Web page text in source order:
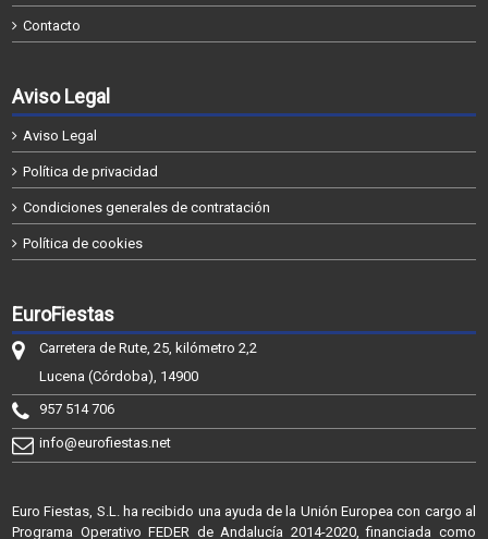
Contacto
Aviso Legal
Aviso Legal
Política de privacidad
Condiciones generales de contratación
Política de cookies
EuroFiestas
Carretera de Rute, 25, kilómetro 2,2
Lucena (Córdoba), 14900
957 514 706
info@eurofiestas.net
Euro Fiestas, S.L. ha recibido una ayuda de la Unión Europea con cargo al
Programa Operativo FEDER de Andalucía 2014-2020, financiada como